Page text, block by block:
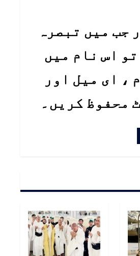
جب میں تبصرہ
اس نام میں
، ای میل اور
محفوظ کریں۔